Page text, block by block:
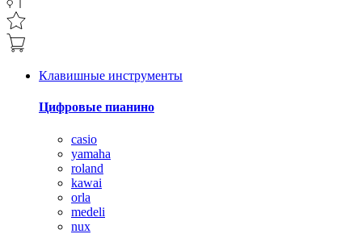
Клавишные инструменты
Цифровые пианино
casio
yamaha
roland
kawai
orla
medeli
nux